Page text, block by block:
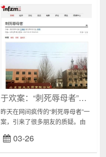
于欢案：“刺死辱母者”一审判决无期徒刑，关注有理，评判且慢
昨天在网间疯传的“刺死辱母者”一
案，引来了很多朋友的质疑。由
未能及时回复很多朋友的问题。
终于得暇简要了解之后，来自最
03-26